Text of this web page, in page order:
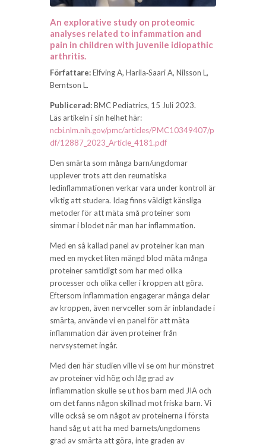
An explorative study on proteomic
analyses related to infammation and
pain in children with juvenile idiopathic
arthritis.
Författare:Elfving A, Harila‑Saari A, Nilsson L,
Berntson L.
Publicerad:BMC Pediatrics, 15 Juli 2023.
Läs artikeln i sin helhet här:
ncbi.nlm.nih.gov/pmc/articles/PMC10349407/p
df/12887_2023_Article_4181.pdf
Den smärta som många barn/ungdomar
upplever trots att den reumatiska
ledinflammationen verkar vara under kontroll är
viktig att studera. Idag finns väldigt känsliga
metoder för att mäta små proteiner som
simmar i blodet när man har inflammation.
Med en så kallad panel av proteiner kan man
med en mycket liten mängd blod mäta många
proteiner samtidigt som har med olika
processer och olika celler i kroppen att göra.
Eftersom inflammation engagerar många delar
av kroppen, även nervceller som är inblandade i
smärta, använde vi en panel för att mäta
inflammation där även proteiner från
nervsystemet ingår.
Med den här studien ville vi se om hur mönstret
av proteiner vid hög och låg grad av
inflammation skulle se ut hos barn med JIA och
om det fanns någon skillnad mot friska barn. Vi
ville också se om något av proteinerna i första
hand såg ut att ha med barnets/ungdomens
grad av smärta att göra, inte graden av